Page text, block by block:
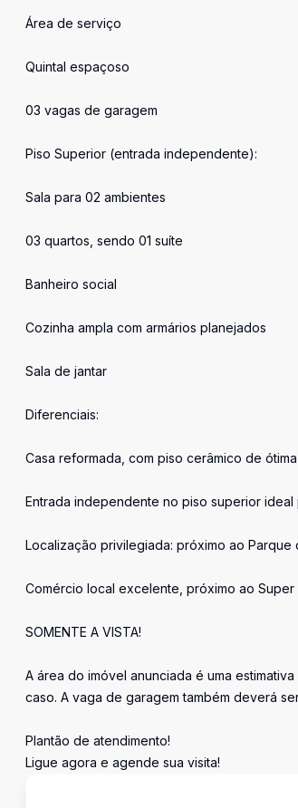
Área de serviço
Quintal espaçoso
03 vagas de garagem
Piso Superior (entrada independente):
Sala para 02 ambientes
03 quartos, sendo 01 suíte
Banheiro social
Cozinha ampla com armários planejados
Sala de jantar
Diferenciais:
Casa reformada, com piso cerâmico de
Entrada independente no piso superior ideal
Localização privilegiada: próximo ao
Comércio local excelente, próximo ao
SOMENTE A VISTA!
A área do imóvel anunciada é uma
caso. A vaga de garagem também deverá
Plantão de atendimento!
Ligue agora e agende sua visita!